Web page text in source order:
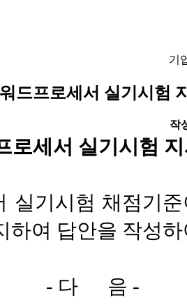
기
워드프로세서 실기시험
작
세서 실기시험
실기시험 채점기
하여 답안을 작성
음 -